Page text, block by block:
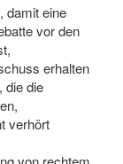
damit eine
vor den
erhalten
die die
verhört